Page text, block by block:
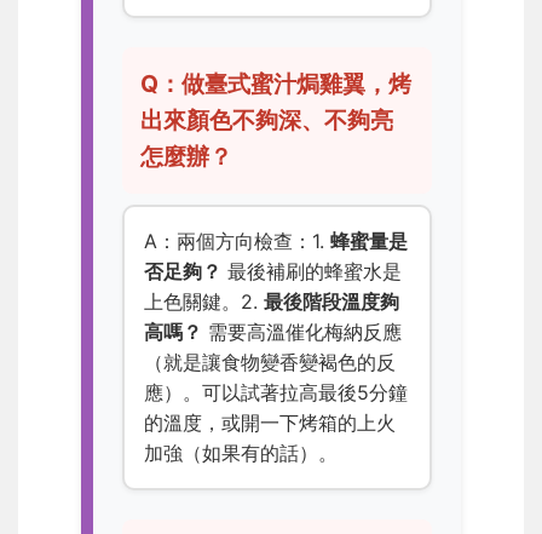
Q：做臺式蜜汁焗雞翼，烤
出來顏色不夠深、不夠亮
怎麼辦？
A：兩個方向檢查：1. 蜂蜜量是
否足夠？ 最後補刷的蜂蜜水是
上色關鍵。2. 最後階段溫度夠
高嗎？ 需要高溫催化梅納反應
（就是讓食物變香變褐色的反
應）。可以試著拉高最後5分鐘
的溫度，或開一下烤箱的上火
加強（如果有的話）。